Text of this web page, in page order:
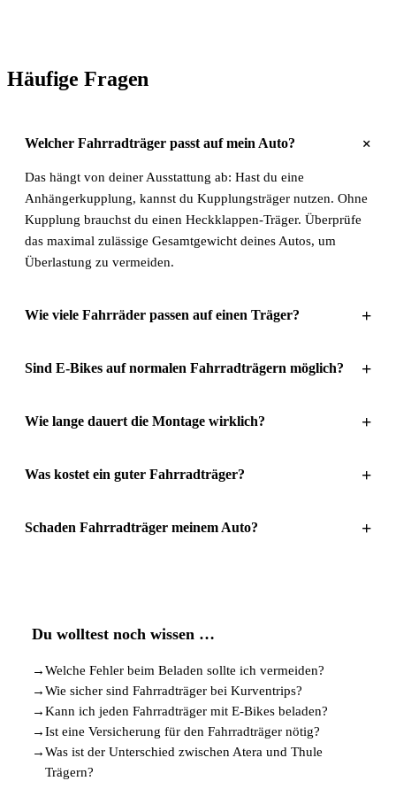
Häufige Fragen
Welcher Fahrradträger passt auf mein Auto? +
Das hängt von deiner Ausstattung ab: Hast du eine
Anhängerkupplung, kannst du Kupplungsträger nutzen. Ohne
Kupplung brauchst du einen Heckklappen-Träger. Überprüfe
das maximal zulässige Gesamtgewicht deines Autos, um
Überlastung zu vermeiden.
Wie viele Fahrräder passen auf einen Träger? +
Sind E-Bikes auf normalen Fahrradträgern möglich? +
Wie lange dauert die Montage wirklich? +
Was kostet ein guter Fahrradträger? +
Schaden Fahrradträger meinem Auto? +
Du wolltest noch wissen …
→Welche Fehler beim Beladen sollte ich vermeiden?
→Wie sicher sind Fahrradträger bei Kurventrips?
→Kann ich jeden Fahrradträger mit E-Bikes beladen?
→Ist eine Versicherung für den Fahrradträger nötig?
→Was ist der Unterschied zwischen Atera und Thule
Trägern?